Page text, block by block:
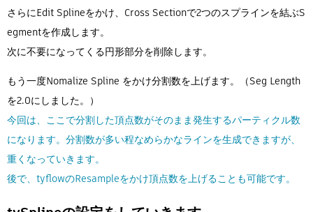
さらにEdit Splineをかけ、Cross Sectionで2つのスプラインを結ぶS
egmentを作成します。
次に不要になってくる円形部分を削除します。
もう一度Nomalize Spline をかけ分割数を上げます。（Seg Length
を2.0にしました。）
今回は、ここで分割した頂点数がそのまま発生するパーティクル数
になります。分割数が多い程なめらかなラインを生成できますが、
重くなっていきます。
後で、tyflowのResampleをかけ頂点数を上げることも可能です。